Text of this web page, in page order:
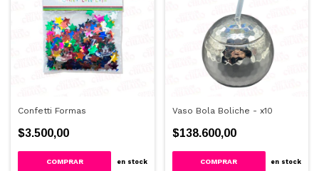
Confetti Formas
$3.500,00
en stock
Vaso Bola Boliche - x10
$138.600,00
en stock